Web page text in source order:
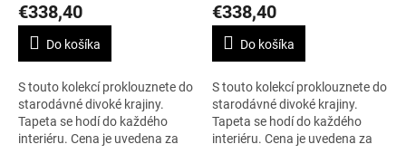
€338,40
Do košíka
S touto kolekcí proklouznete do
starodávné divoké krajiny.
Tapeta se hodí do každého
interiéru. Cena je uvedena za
€338,40
Do košíka
S touto kolekcí proklouznete do
starodávné divoké krajiny.
Tapeta se hodí do každého
interiéru. Cena je uvedena za